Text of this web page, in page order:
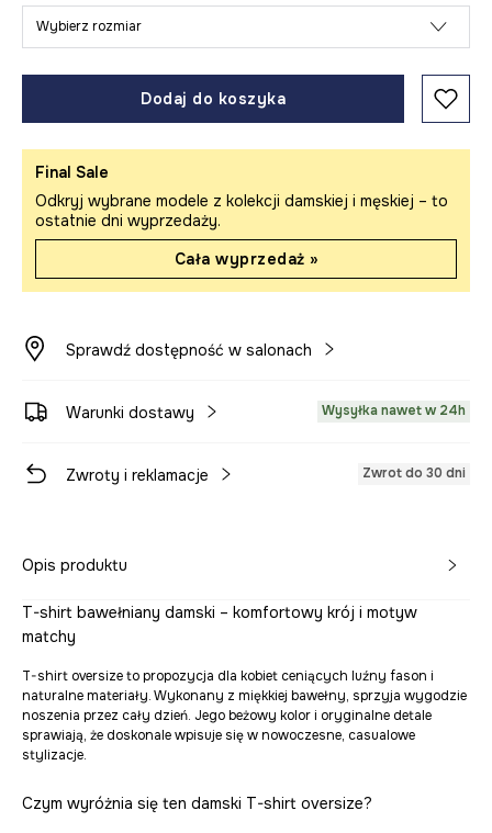
Wybierz rozmiar
Dodaj do koszyka
Final Sale
Odkryj wybrane modele z kolekcji damskiej i męskiej – to
ostatnie dni wyprzedaży.
Cała wyprzedaż »
Sprawdź dostępność w salonach
Warunki dostawy Wysyłka nawet w 24h
Zwroty i reklamacje Zwrot do 30 dni
Opis produktu
T-shirt bawełniany damski – komfortowy krój i motyw
matchy
T-shirt oversize to propozycja dla kobiet ceniących luźny fason i
naturalne materiały. Wykonany z miękkiej bawełny, sprzyja wygodzie
noszenia przez cały dzień. Jego beżowy kolor i oryginalne detale
sprawiają, że doskonale wpisuje się w nowoczesne, casualowe
stylizacje.
Czym wyróżnia się ten damski T-shirt oversize?